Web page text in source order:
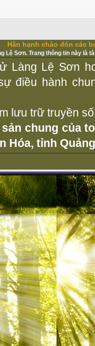
Hân hạnh chào đón các
Lệ Sơn. Trang thông tin này là
Làng Lệ Sơn
điều hành
lưu trữ truyền
chung của
Hóa, tỉnh